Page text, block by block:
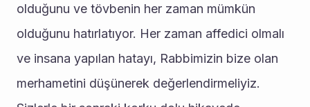
olduğunu ve tövbenin her zaman mümkün
olduğunu hatırlatıyor. Her zaman affedici olmalı
ve insana yapılan hatayı, Rabbimizin bize olan
merhametini düşünerek değerlendirmeliyiz.